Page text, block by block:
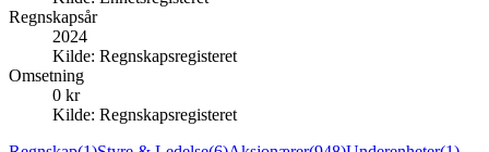
Regnskapsår
2024
Kilde: Regnskapsregisteret
Omsetning
0 kr
Kilde: Regnskapsregisteret